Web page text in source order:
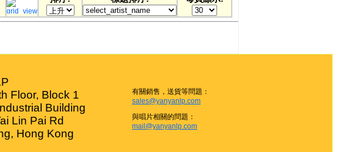
Floor, Block 1
Building
Lin Pai Rd
Hong Kong
有關銷售，送貨等問題：
sales@yanyanlp.com
與唱片相關的問題：
mail@yanyanlp.com